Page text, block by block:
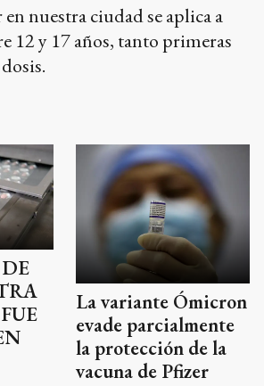
en nuestra ciudad se aplica a
12 y 17 años, tanto primeras
La variante Ómicron
evade parcialmente
la protección de la
vacuna de Pfizer